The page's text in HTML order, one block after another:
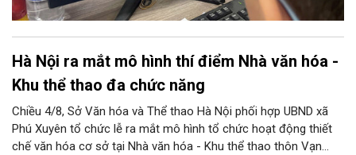
Hà Nội ra mắt mô hình thí điểm Nhà văn hóa -
Khu thể thao đa chức năng
Chiều 4/8, Sở Văn hóa và Thể thao Hà Nội phối hợp UBND xã
Phú Xuyên tổ chức lễ ra mắt mô hình tổ chức hoạt động thiết
chế văn hóa cơ sở tại Nhà văn hóa - Khu thể thao thôn Vạn